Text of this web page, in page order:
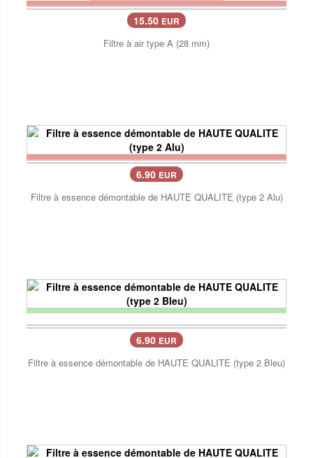
15.50 EUR
Filtre à air type A (28 mm)
6.90 EUR
Filtre à essence démontable de HAUTE QUALITE (type 2 Alu)
6.90 EUR
Filtre à essence démontable de HAUTE QUALITE (type 2 Bleu)